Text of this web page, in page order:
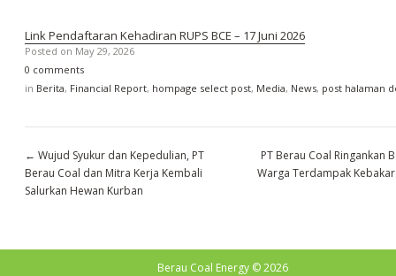
Link Pendaftaran Kehadiran RUPS BCE – 17 Juni 2026
Posted on May 29, 2026
0 comments
in Berita, Financial Report, hompage select post, Media, News, post halaman
← Wujud Syukur dan Kepedulian, PT
Berau Coal dan Mitra Kerja Kembali
Salurkan Hewan Kurban
PT Berau Coal Ringankan
Warga Terdampak
Berau Coal Energy © 2026